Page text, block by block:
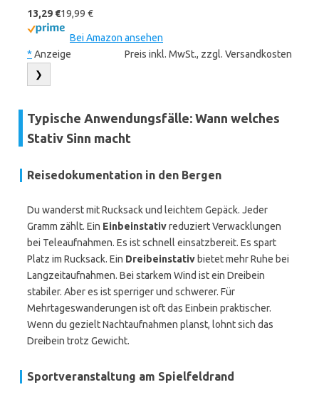
13,29 €19,99 €
Bei Amazon ansehen
* Anzeige Preis inkl. MwSt., zzgl. Versandkosten
❯
Typische Anwendungsfälle: Wann welches
Stativ Sinn macht
Reisedokumentation in den Bergen
Du wanderst mit Rucksack und leichtem Gepäck. Jeder
Gramm zählt. Ein Einbeinstativreduziert Verwacklungen
bei Teleaufnahmen. Es ist schnell einsatzbereit. Es spart
Platz im Rucksack. Ein Dreibeinstativ bietet mehr Ruhe bei
Langzeitaufnahmen. Bei starkem Wind ist ein Dreibein
stabiler. Aber es ist sperriger und schwerer. Für
Mehrtageswanderungen ist oft das Einbein praktischer.
Wenn du gezielt Nachtaufnahmen planst, lohnt sich das
Dreibein trotz Gewicht.
Sportveranstaltung am Spielfeldrand